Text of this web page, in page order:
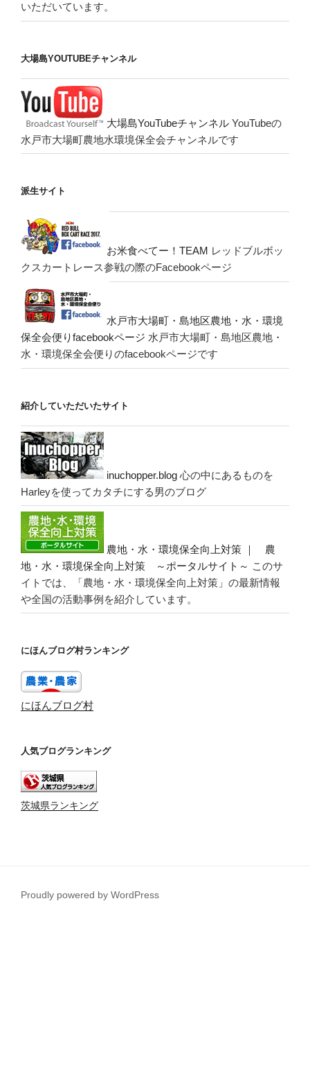
いただいています。
大場島YOUTUBEチャンネル
大場島YouTubeチャンネル YouTubeの
水戸市大場町農地水環境保全会チャンネルです
派生サイト
お米食べてー！TEAM レッドブルボッ
クスカートレース参戦の際のFacebookページ
水戸市大場町・島地区農地・水・環境
保全会便りfacebookページ 水戸市大場町・島地区農地・
水・環境保全会便りのfacebookページです
紹介していただいたサイト
inuchopper.blog 心の中にあるものを
Harleyを使ってカタチにする男のブログ
農地・水・環境保全向上対策 ｜ 農
地・水・環境保全向上対策 ～ポータルサイト～ このサ
イトでは、「農地・水・環境保全向上対策」の最新情報
や全国の活動事例を紹介しています。
にほんブログ村ランキング
にほんブログ村
人気ブログランキング
茨城県ランキング
Proudly powered by WordPress